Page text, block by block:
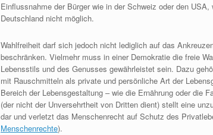
Einflussnahme der Bürger wie in der Schweiz oder den
Deutschland nicht möglich.
Wahlfreiheit darf sich jedoch nicht lediglich auf das
beschränken. Vielmehr muss in einer Demokratie die freie
Lebensstils und des Genusses gewährleistet sein. Dazu
mit Rauschmitteln als private und persönliche Art der
Bereich der Lebensgestaltung – wie die Ernährung oder die
(der nicht der Unversehrtheit von Dritten dient) stellt eine
dar und verletzt das Menschenrecht auf Schutz des
Menschenrechte).